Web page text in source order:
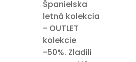
Španielska
letná kolekcia
- OUTLET
kolekcie
-50%. Zladili